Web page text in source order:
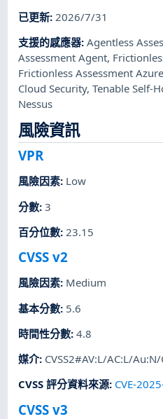
已更新: 2026/7/31
支援的感應器:Agentless
Assessment Agent,
Frictionless Assessment Azure
Cloud Security,Tenable Self-
Nessus
風險資訊
VPR
風險因素: Low
分數:3
百分位數: 23.15
CVSS v2
風險因素: Medium
基本分數: 5.6
時間性分數:4.8
媒介: CVSS2#AV:L/AC:L/
CVSS 評分資料來源: CVE-
CVSS v3